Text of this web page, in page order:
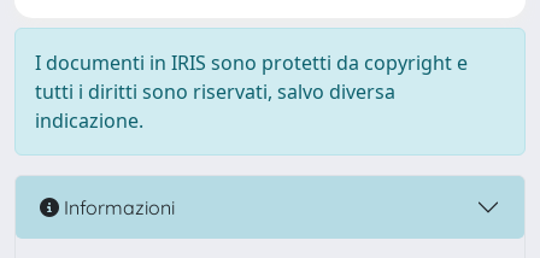
I documenti in IRIS sono protetti da copyright e
tutti i diritti sono riservati, salvo diversa
indicazione.
Informazioni